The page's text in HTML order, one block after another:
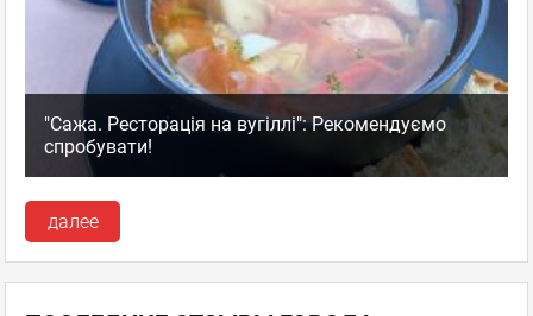
"Сажа. Ресторація на вугіллі": Рекомендуємо
спробувати!
далее